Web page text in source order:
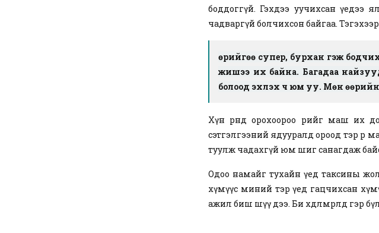
боддоггүй. Гэхдээ уучихсан үедээ
чадваргүй болчихсон байгаа.
Өөрийгөө супер, бурхан гэж
жишээ их байна. Багадаа
болоод эхлэх ч юм уу. Мөн
Хүн өрөнд орохоороо өөрийгөө маш
сэтгэлгээний ядууралд ороод тэр
туулж чадахгүй юм шиг санагдаж
Одоо намайг тухайн үед таксины
хүмүүс миний тэр үед гацчихсан
ажил биш шүү дээ. Би хөдөлмөрлөөд гэр